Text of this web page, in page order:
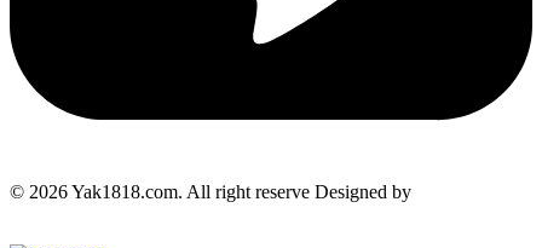
© 2026 Yak1818.com. All right reserve Designed by